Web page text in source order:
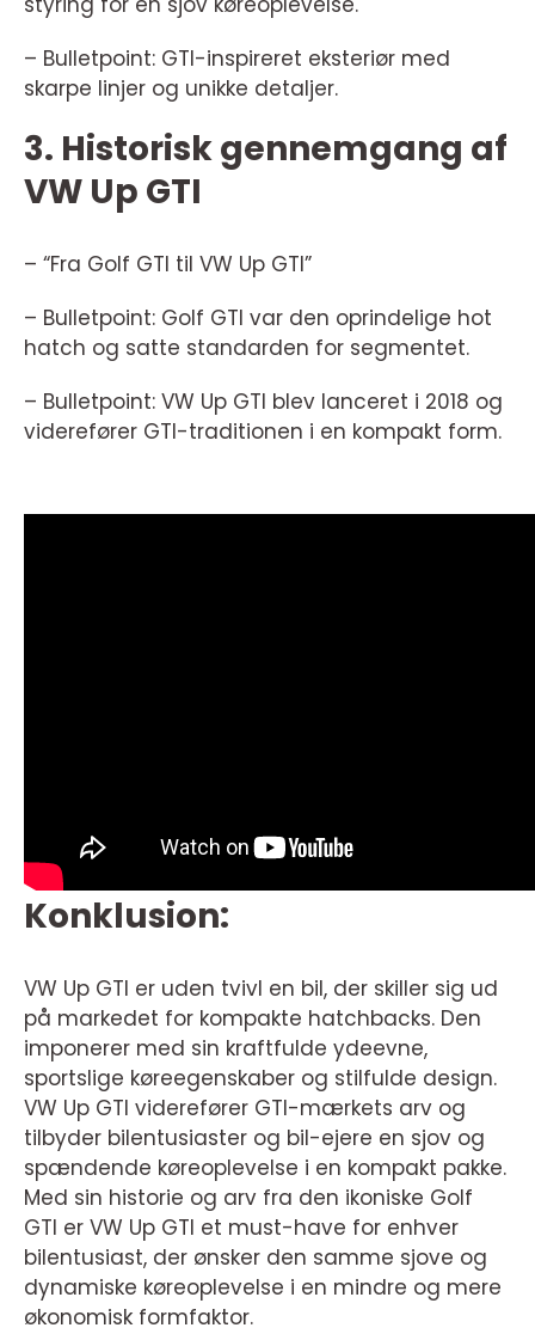
– Bulletpoint: GTI-inspireret eksteriør med
skarpe linjer og unikke detaljer.
3. Historisk gennemgang af
VW Up GTI
– “Fra Golf GTI til VW Up GTI”
– Bulletpoint: Golf GTI var den oprindelige hot
hatch og satte standarden for segmentet.
– Bulletpoint: VW Up GTI blev lanceret i 2018 og
viderefører GTI-traditionen i en kompakt form.
Konklusion:
VW Up GTI er uden tvivl en bil, der skiller sig ud
på markedet for kompakte hatchbacks. Den
imponerer med sin kraftfulde ydeevne,
sportslige køreegenskaber og stilfulde design.
VW Up GTI viderefører GTI-mærkets arv og
tilbyder bilentusiaster og bil-ejere en sjov og
spændende køreoplevelse i en kompakt pakke.
Med sin historie og arv fra den ikoniske Golf
GTI er VW Up GTI et must-have for enhver
bilentusiast, der ønsker den samme sjove og
dynamiske køreoplevelse i en mindre og mere
økonomisk formfaktor.